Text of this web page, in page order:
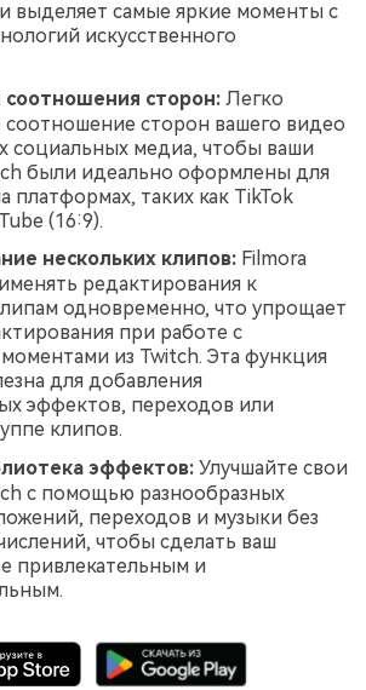
выделяет самые яркие моменты с
искусственного
соотношения сторон: Легко
соотношение сторон вашего видео
социальных медиа, чтобы ваши
были идеально оформлены для
платформах, таких как TikTok
(16:9).
нескольких клипов: Filmora
редактирования к
одновременно, что упрощает
при работе с
из Twitch. Эта функция
для добавления
эффектов, переходов или
клипов.
эффектов: Улучшайте свои
с помощью разнообразных
переходов и музыки без
чтобы сделать ваш
привлекательным и